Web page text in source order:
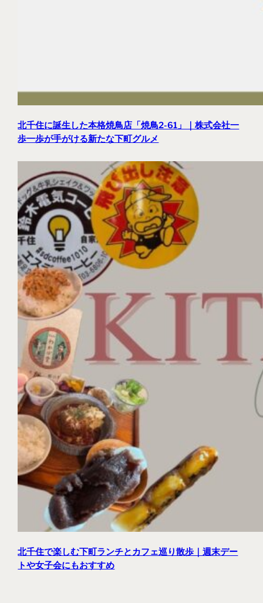
北千住に誕生した本格焼鳥店「焼鳥2-61」｜株式会社一
歩一歩が手がける新たな下町グルメ
北千住で楽しむ下町ランチとカフェ巡り散歩｜週末デー
トや女子会にもおすすめ